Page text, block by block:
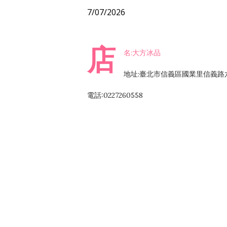
7/07/2026
店 名:大方冰品
地址:臺北市信義區國業里信義路
電話:0227260558